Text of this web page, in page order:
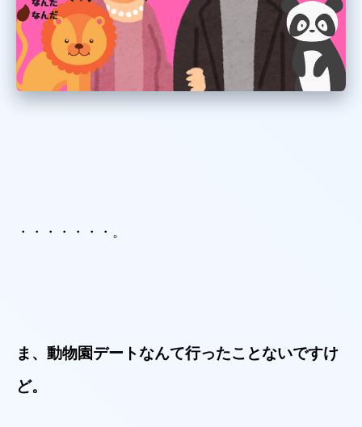
・・・・・・・。
ま、動物園デートなんて行ったことないですけ
ど。